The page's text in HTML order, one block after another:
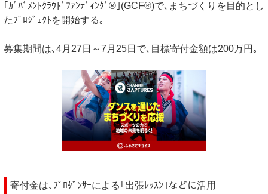
｢ｶﾞﾊﾞﾒﾝﾄｸﾗｳﾄﾞﾌｧﾝﾃﾞｨﾝｸﾞ®｣(GCF®)で､まちづくりを目的とし
たﾌﾟﾛｼﾞｪｸﾄを開始する｡
募集期間は､4月27日～7月25日で､目標寄付金額は200万円｡
寄付金は､ﾌﾟﾛﾀﾞﾝｻｰによる｢出張ﾚｯｽﾝ｣などに活用